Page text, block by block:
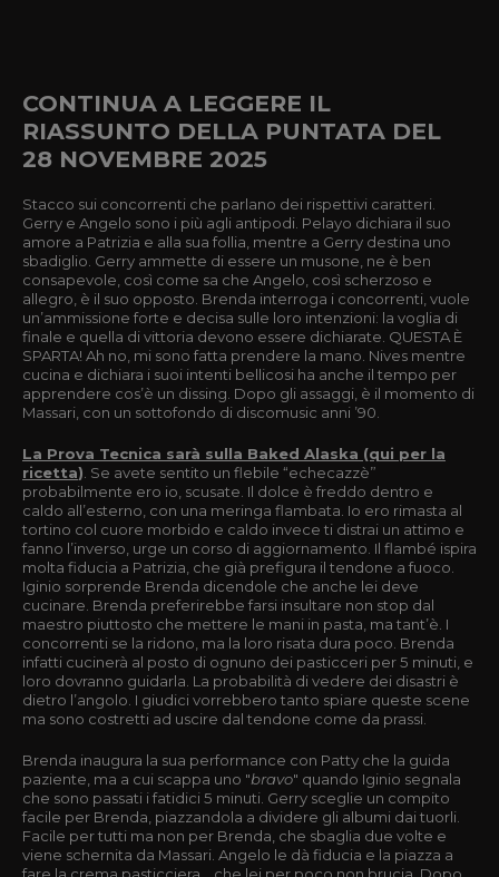
CONTINUA A LEGGERE IL
RIASSUNTO DELLA PUNTATA DEL
28 NOVEMBRE 2025
Stacco sui concorrenti che parlano dei rispettivi caratteri.
Gerry e Angelo sono i più agli antipodi. Pelayo dichiara il suo
amore a Patrizia e alla sua follia, mentre a Gerry destina uno
sbadiglio. Gerry ammette di essere un musone, ne è ben
consapevole, così come sa che Angelo, così scherzoso e
allegro, è il suo opposto. Brenda interroga i concorrenti, vuole
un’ammissione forte e decisa sulle loro intenzioni: la voglia di
finale e quella di vittoria devono essere dichiarate. QUESTA È
SPARTA! Ah no, mi sono fatta prendere la mano. Nives mentre
cucina e dichiara i suoi intenti bellicosi ha anche il tempo per
apprendere cos’è un dissing. Dopo gli assaggi, è il momento di
Massari, con un sottofondo di discomusic anni ’90.
La Prova Tecnica sarà sulla Baked Alaska (qui per la
ricetta) . Se avete sentito un flebile “echecazzè”
probabilmente ero io, scusate. Il dolce è freddo dentro e
caldo all’esterno, con una meringa flambata. Io ero rimasta al
tortino col cuore morbido e caldo invece ti distrai un attimo e
fanno l’inverso, urge un corso di aggiornamento. Il flambé ispira
molta fiducia a Patrizia, che già prefigura il tendone a fuoco.
Iginio sorprende Brenda dicendole che anche lei deve
cucinare. Brenda preferirebbe farsi insultare non stop dal
maestro piuttosto che mettere le mani in pasta, ma tant’è. I
concorrenti se la ridono, ma la loro risata dura poco. Brenda
infatti cucinerà al posto di ognuno dei pasticceri per 5 minuti, e
loro dovranno guidarla. La probabilità di vedere dei disastri è
dietro l’angolo. I giudici vorrebbero tanto spiare queste scene
ma sono costretti ad uscire dal tendone come da prassi.
Brenda inaugura la sua performance con Patty che la guida
paziente, ma a cui scappa uno "bravo" quando Iginio segnala
che sono passati i fatidici 5 minuti. Gerry sceglie un compito
facile per Brenda, piazzandola a dividere gli albumi dai tuorli.
Facile per tutti ma non per Brenda, che sbaglia due volte e
viene schernita da Massari. Angelo le dà fiducia e la piazza a
fare la crema pasticciera… che lei per poco non brucia. Dopo